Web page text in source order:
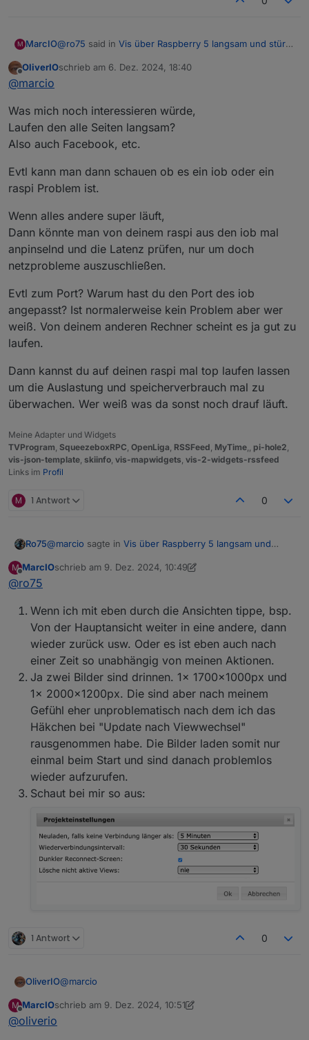
M MarcIO@ro75 said in Vis über Raspberry 5 langsam und stürzt
Bei mir läuft Chromium. Ich habe es auch mal mit
Ohne diesen Abschnitt hatte es leider auch nicht
also ich habe dein Befehl mal probiert und es läuft
irgendwie im Gesamten etwas langsamer als zuvor.
Manche Ansichten switchen in paar Sekunden aber
spätestens nach dem 3. Klick lädt es mehrere Minuten
lang. Aber so die Visualisierung ist halt etwas träger.
das gute hierbei.
Offline
OliverIOschrieb am 6. Dez. 2024, 18:40
zuletzt editiert von
@marcio
Was mich noch interessieren würde,
Laufen den alle Seiten langsam?
Also auch Facebook, etc.
Evtl kann man dann schauen ob es ein iob oder ein
raspi Problem ist.
Wenn alles andere super läuft,
Dann könnte man von deinem raspi aus den iob mal
anpinselnd und die Latenz prüfen, nur um doch
netzprobleme auszuschließen.
Evtl zum Port? Warum hast du den Port des iob
angepasst? Ist normalerweise kein Problem aber wer
weiß. Von deinem anderen Rechner scheint es ja gut zu
laufen.
Dann kannst du auf deinen raspi mal top laufen lassen
um die Auslastung und speicherverbrauch mal zu
überwachen. Wer weiß was da sonst noch drauf läuft.
Meine Adapter und Widgets
TVProgram, SqueezeboxRPC, OpenLiga, RSSFeed, MyTime,, pi-hole2,
vis-json-template, skiinfo, vis-mapwidgets, vis-2-widgets-rssfeed
Links im Profil
M 1 Antwort 0
Ro75@marcio sagte in Vis über Raspberry 5 langsam und
Minuten lang
Was meinst du mit "nach dem 3. Klick"?
Wie sieht das bei dir aus (VIS >> Setup >>
Einstellungen)?
M
Offline
MarcIOschrieb am 9. Dez. 2024, 10:49
zuletzt editiert von MarcIO12. Sept. 2024, 12:12
@ro75
Wenn ich mit eben durch die Ansichten tippe, bsp.
Von der Hauptansicht weiter in eine andere, dann
wieder zurück usw. Oder es ist eben auch nach
einer Zeit so unabhängig von meinen Aktionen.
Ja zwei Bilder sind drinnen. 1x 1700x1000px und
1x 2000x1200px. Die sind aber nach meinem
Gefühl eher unproblematisch nach dem ich das
Häkchen bei "Update nach Viewwechsel"
rausgenommen habe. Die Bilder laden somit nur
einmal beim Start und sind danach problemlos
wieder aufzurufen.
Schaut bei mir so aus:
1 Antwort 0
OliverIO@marcio
Was mich noch interessieren würde,
M
Offline
MarcIOschrieb am 9. Dez. 2024, 10:51
zuletzt editiert von MarcIO12. Sept. 2024, 13:56
@oliverio